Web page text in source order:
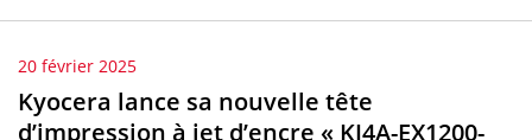
20 février 2025
Kyocera lance sa nouvelle tête
d’impression à jet d’encre « KJ4A-EX1200-